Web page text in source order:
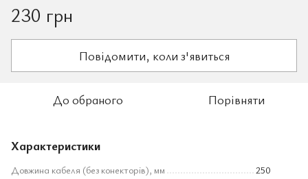
230 грн
Повідомити, коли з'явиться
До обраного Порівняти
Характеристики
Довжина кабеля (без конекторів), мм
250